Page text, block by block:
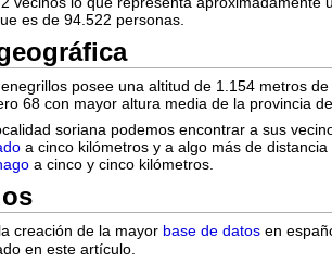
es de 94.522 personas.
posee una altitud de 1.154 metros
68 con mayor altura media de la provincia
soriana podemos encontrar a sus
a cinco kilómetros y a algo más de
a cinco y cinco kilómetros.
creación de la mayor base de datos en
en este artículo.